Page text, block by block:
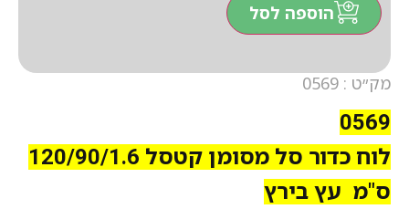
מק״ט : 0569
0569
לוח כדור סל מסומן קטסל 120/90/1.6
ס"מ עץ בירץ
הוספה לסל